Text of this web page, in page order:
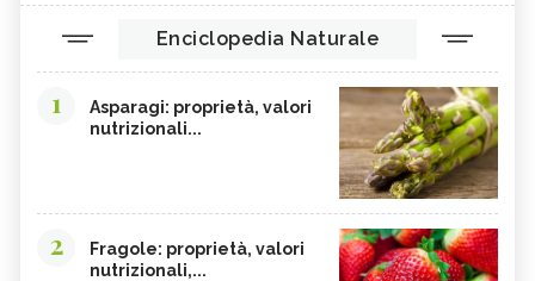
Enciclopedia Naturale
1
Asparagi: proprietà, valori
nutrizionali...
2
Fragole: proprietà, valori
nutrizionali,...